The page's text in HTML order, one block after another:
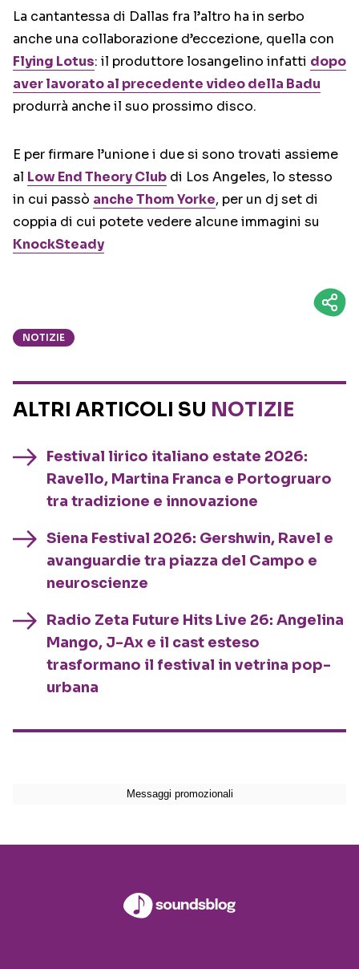
La cantantessa di Dallas fra l’altro ha in serbo
anche una collaborazione d’eccezione, quella con
Flying Lotus: il produttore losangelino infatti dopo
aver lavorato al precedente video della Badu
produrrà anche il suo prossimo disco.
E per firmare l’unione i due si sono trovati assieme
al Low End Theory Club di Los Angeles, lo stesso
in cui passò anche Thom Yorke, per un dj set di
coppia di cui potete vedere alcune immagini su
KnockSteady
NOTIZIE
ALTRI ARTICOLI SU NOTIZIE
Festival lirico italiano estate 2026:
Ravello, Martina Franca e Portogruaro
tra tradizione e innovazione
Siena Festival 2026: Gershwin, Ravel e
avanguardie tra piazza del Campo e
neuroscienze
Radio Zeta Future Hits Live 26: Angelina
Mango, J-Ax e il cast esteso
trasformano il festival in vetrina pop-
urbana